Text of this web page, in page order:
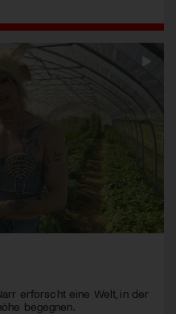
erforscht eine Welt, in der
begegnen.